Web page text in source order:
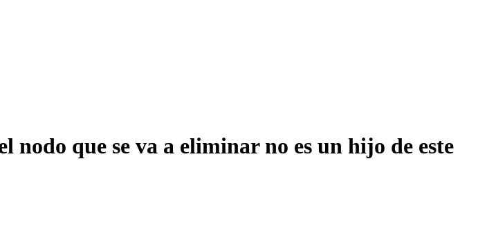
que se va a eliminar no es un hijo de este